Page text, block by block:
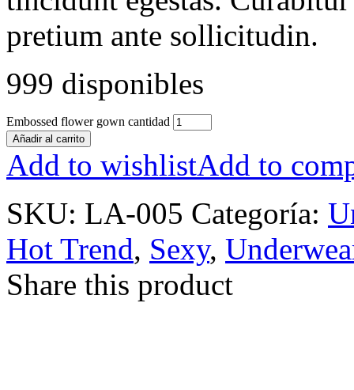
pretium ante sollicitudin.
999 disponibles
Embossed flower gown cantidad
Añadir al carrito
Add to wishlistAdd to
SKU: LA-005 Categoría:
Hot Trend, Sexy,
Share this product